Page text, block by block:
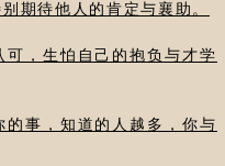
期待他人的肯定与襄助。
，生怕自己的抱负与才学
事，知道的人越多，你与